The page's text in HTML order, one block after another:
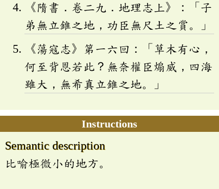
《隋書．卷二九．地理志上》：「子
弟無立錐之地，功臣無尺土之賞。」
《蕩寇志》第一六回：「草木有心，
何至背恩若此？無奈權臣煽威，四海
雖大，無希真立錐之地。」
Instructions
Semantic description
比喻極微小的地方。